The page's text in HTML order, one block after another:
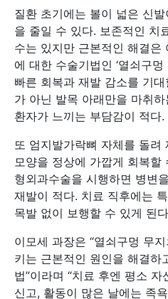
질환 초기에는 볼이 넓은 신
을 줄일 수 있다. 보존적인 치
수는 있지만 근본적인 해결은
에 대한 수술기법인 ‘열쇠구
빠른 회복과 재발 감소를 기
가 아닌 발목 아래만을 마취
환자가 느끼는 부담감이 적다.
또 엄지발가락뼈 자체를 돌려
모양을 정상에 가깝게 회복할
형외과수술을 시행하면 병변
재발이 적다. 치료 직후에는
목발 없이 보행할 수 있게 된
이모세 과장은 “열쇠구멍 무
키는 근본적인 원인을 해결하
법”이라며 “치료 후엔 평소
신고, 활동이 많은 날에는 족